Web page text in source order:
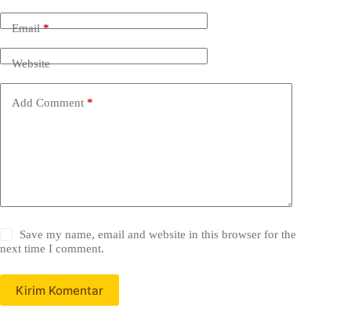
Email*
Website
Add Comment *
Save my name, email and website in this browser for the
next time I comment.
Kirim Komentar